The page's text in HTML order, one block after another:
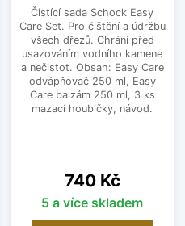
Čistící sada Schock Easy
Care Set. Pro čištění a údržbu
všech dřezů. Chrání před
usazováním vodního kamene
a nečistot. Obsah: Easy Care
odvápňovač 250 ml, Easy
Care balzám 250 ml, 3 ks
mazací houbičky, návod.
Cena
740 Kč
5 a více skladem